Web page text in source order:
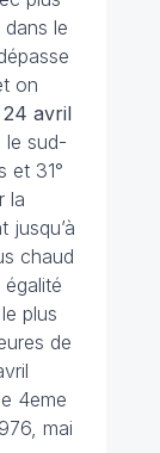
le
on
24 avril
le sud-
et 31°
la
jusqu’à
chaud
plus
de
4eme
mai